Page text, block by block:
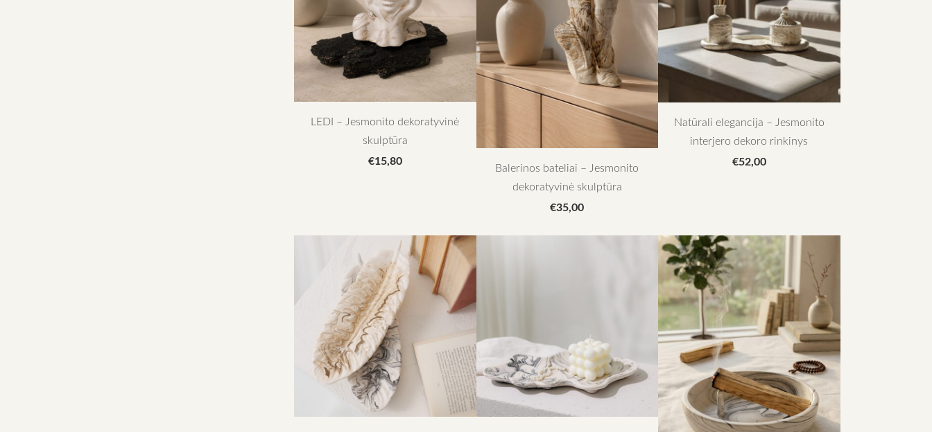
LEDI – Jesmonito dekoratyvinė
skulptūra
€15,80
Balerinos bateliai – Jesmonito
dekoratyvinė skulptūra
€35,00
Natūrali elegancija – Jesmonito
interjero dekoro rinkinys
€52,00